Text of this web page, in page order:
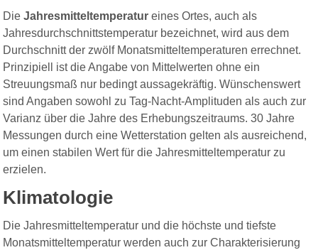
DieJahresmitteltemperatur eines Ortes, auch als
Jahresdurchschnittstemperatur bezeichnet, wird aus dem
Durchschnitt der zwölf Monatsmitteltemperaturen errechnet.
Prinzipiell ist die Angabe von Mittelwerten ohne ein
Streuungsmaß nur bedingt aussagekräftig. Wünschenswert
sind Angaben sowohl zu Tag-Nacht-Amplituden als auch zur
Varianz über die Jahre des Erhebungszeitraums. 30 Jahre
Messungen durch eine Wetterstation gelten als ausreichend,
um einen stabilen Wert für die Jahresmitteltemperatur zu
erzielen.
Klimatologie
Die Jahresmitteltemperatur und die höchste und tiefste
Monatsmitteltemperatur werden auch zur Charakterisierung